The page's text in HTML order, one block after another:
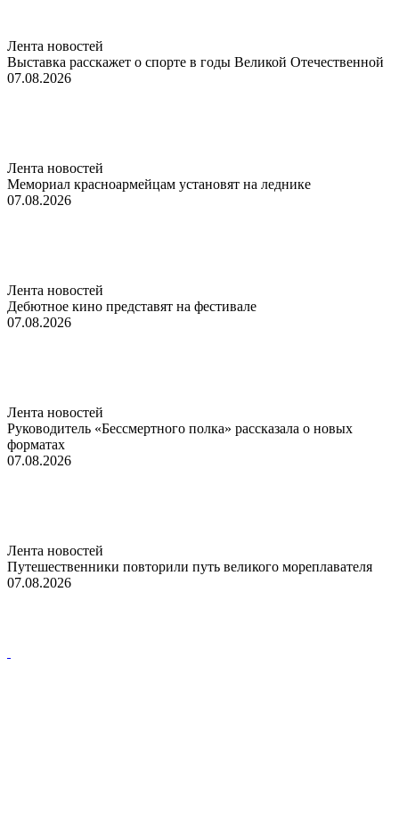
Лента новостей
Выставка расскажет о спорте в годы Великой Отечественной
07.08.2026
Лента новостей
Мемориал красноармейцам установят на леднике
07.08.2026
Лента новостей
Дебютное кино представят на фестивале
07.08.2026
Лента новостей
Руководитель «Бессмертного полка» рассказала о новых
форматах
07.08.2026
Лента новостей
Путешественники повторили путь великого мореплавателя
07.08.2026